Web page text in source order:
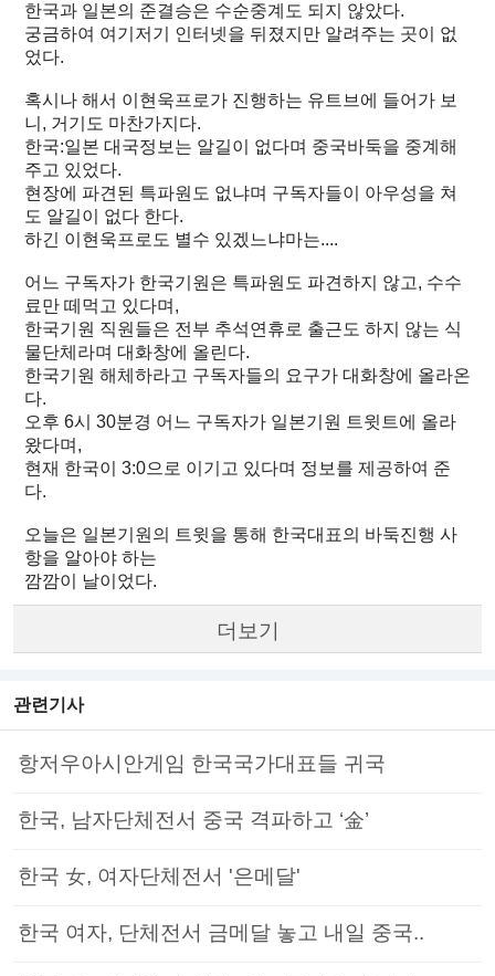
한국과 일본의 준결승은 수순중계도 되지 않았다.
궁금하여 여기저기 인터넷을 뒤졌지만 알려주는 곳이 없
었다.
혹시나 해서 이현욱프로가 진행하는 유트브에 들어가 보
니, 거기도 마찬가지다.
한국:일본 대국정보는 알길이 없다며 중국바둑을 중계해
주고 있었다.
현장에 파견된 특파원도 없냐며 구독자들이 아우성을 쳐
도 알길이 없다 한다.
하긴 이현욱프로도 별수 있겠느냐마는....
어느 구독자가 한국기원은 특파원도 파견하지 않고, 수수
료만 떼먹고 있다며,
한국기원 직원들은 전부 추석연휴로 출근도 하지 않는 식
물단체라며 대화창에 올린다.
한국기원 해체하라고 구독자들의 요구가 대화창에 올라온
다.
오후 6시 30분경 어느 구독자가 일본기원 트윗트에 올라
왔다며,
현재 한국이 3:0으로 이기고 있다며 정보를 제공하여 준
다.
오늘은 일본기원의 트윗을 통해 한국대표의 바둑진행 사
항을 알아야 하는
깜깜이 날이었다.
더보기
관련기사
항저우아시안게임 한국국가대표들 귀국
한국, 남자단체전서 중국 격파하고 ‘金’
한국 女, 여자단체전서 '은메달'
한국 여자, 단체전서 금메달 놓고 내일 중국..